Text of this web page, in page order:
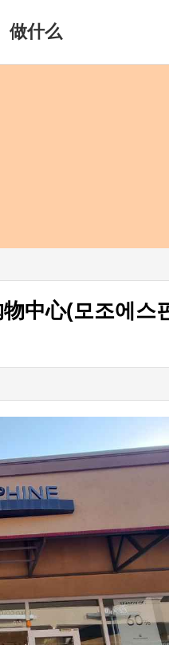
做什么
中心(모조에스